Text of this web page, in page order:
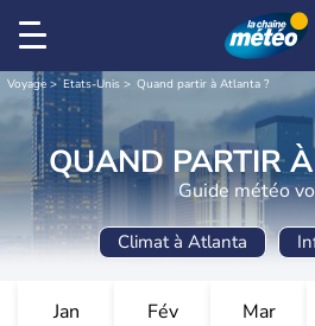
Voyage Etats-Unis Quand partir à Atlanta ?
QUAND PARTIR
Guide météo
Climat à Atlanta
Jan Fév Mar